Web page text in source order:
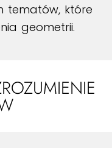
tematów, które
geometrii.